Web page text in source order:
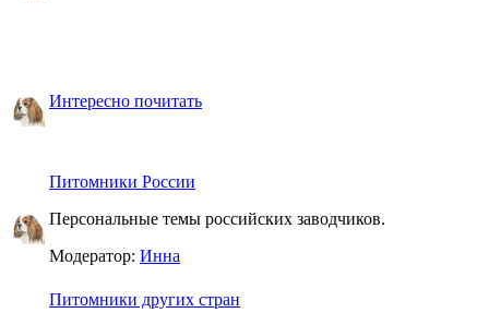
Интересно почитать
Питомники России
Персональные темы российских заводчиков.
Модератор: Инна
Питомники других стран